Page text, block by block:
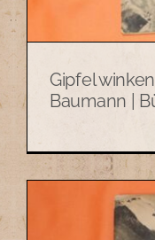
Gipfel
Baumann |